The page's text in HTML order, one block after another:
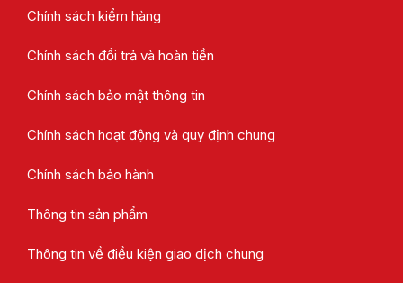
Chính sách kiểm hàng
Chính sách đổi trả và hoàn tiền
Chính sách bảo mật thông tin
Chính sách hoạt động và quy định chung
Chính sách bảo hành
Thông tin sản phẩm
Thông tin về điều kiện giao dịch chung